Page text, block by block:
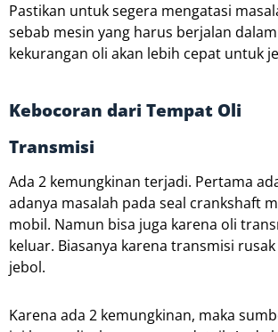
Pastikan untuk segera mengatasi
sebab mesin yang harus berjalan dalam
kekurangan oli akan lebih cepat untuk
Kebocoran dari Tempat Oli
Transmisi
Ada 2 kemungkinan terjadi. Pertama
adanya masalah pada seal crankshaft
mobil. Namun bisa juga karena oli
keluar. Biasanya karena transmisi rusak
jebol.
Karena ada 2 kemungkinan, maka